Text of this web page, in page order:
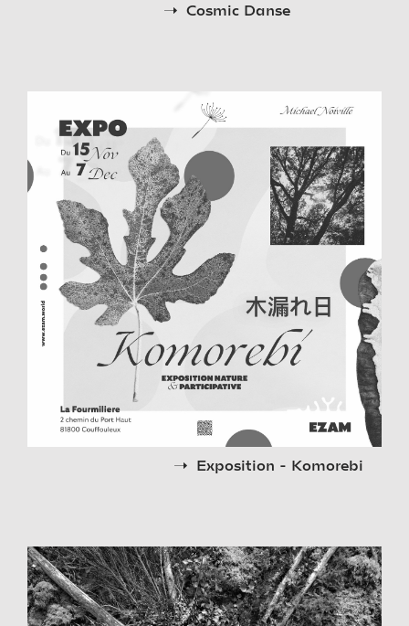
Cosmic Danse
Exposition - Komorebi